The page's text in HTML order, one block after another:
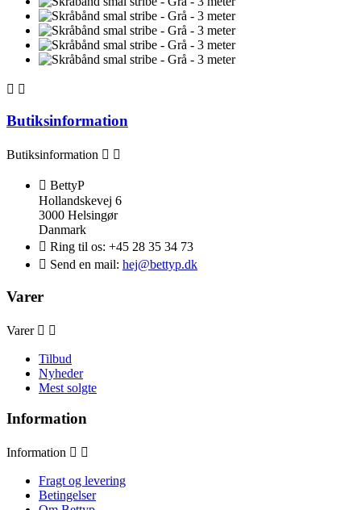
 
Butiksinformation
Butiksinformation  
 BettyP
Hollandskevej 6
3000 Helsingør
Danmark
 Ring til os: +45 28 35 34 73
 Send en mail: hej@bettyp.dk
Varer
Varer  
Tilbud
Nyheder
Mest solgte
Information
Information  
Fragt og levering
Betingelser